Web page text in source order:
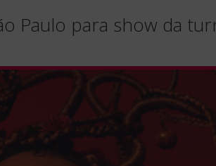
Paulo para show da